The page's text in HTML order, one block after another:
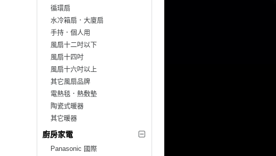
循環扇
水冷箱扇．大廈扇
手持．個人用
風扇十二吋以下
風扇十四吋
風扇十六吋以上
其它風扇品牌
電熱毯．熱敷墊
陶瓷式暖器
其它暖器
廚房家電
Panasonic 國際